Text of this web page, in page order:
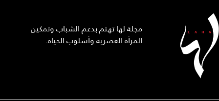
مجلة لها تهتم بدعم الشباب وتمكين
المرأة العصرية وأسلوب الحياة.